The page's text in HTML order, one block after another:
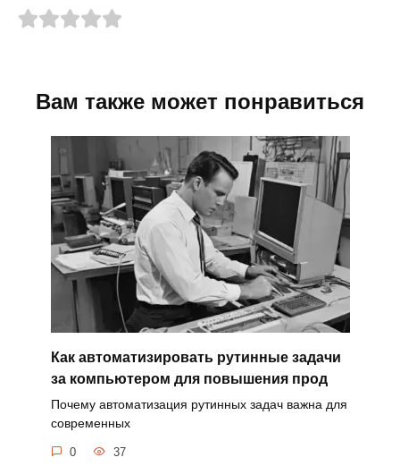
Вам также может понравиться
Как автоматизировать рутинные задачи
за компьютером для повышения прод
Почему автоматизация рутинных задач важна для
современных
0 37